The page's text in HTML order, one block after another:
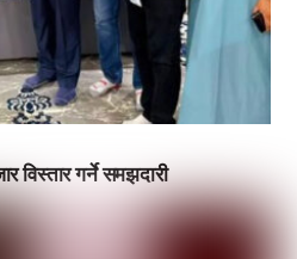
विस्तार गर्ने समझदारी